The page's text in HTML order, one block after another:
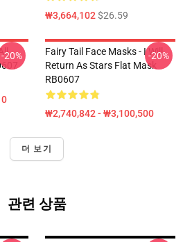
₩3,664,102$26.59
-20%
Fairy Tail Face Masks - I Will
Return As Stars Flat Mask
RB0607
₩2,740,842 - ₩3,100,500
-20%
더 보기
관련 상품